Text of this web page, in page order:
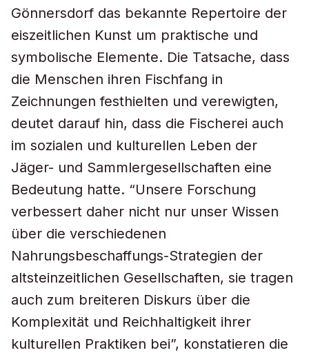
Gönnersdorf das bekannte Repertoire der
eiszeitlichen Kunst um praktische und
symbolische Elemente. Die Tatsache, dass
die Menschen ihren Fischfang in
Zeichnungen festhielten und verewigten,
deutet darauf hin, dass die Fischerei auch
im sozialen und kulturellen Leben der
Jäger- und Sammlergesellschaften eine
Bedeutung hatte. “Unsere Forschung
verbessert daher nicht nur unser Wissen
über die verschiedenen
Nahrungsbeschaffungs-Strategien der
altsteinzeitlichen Gesellschaften, sie tragen
auch zum breiteren Diskurs über die
Komplexität und Reichhaltigkeit ihrer
kulturellen Praktiken bei”, konstatieren die